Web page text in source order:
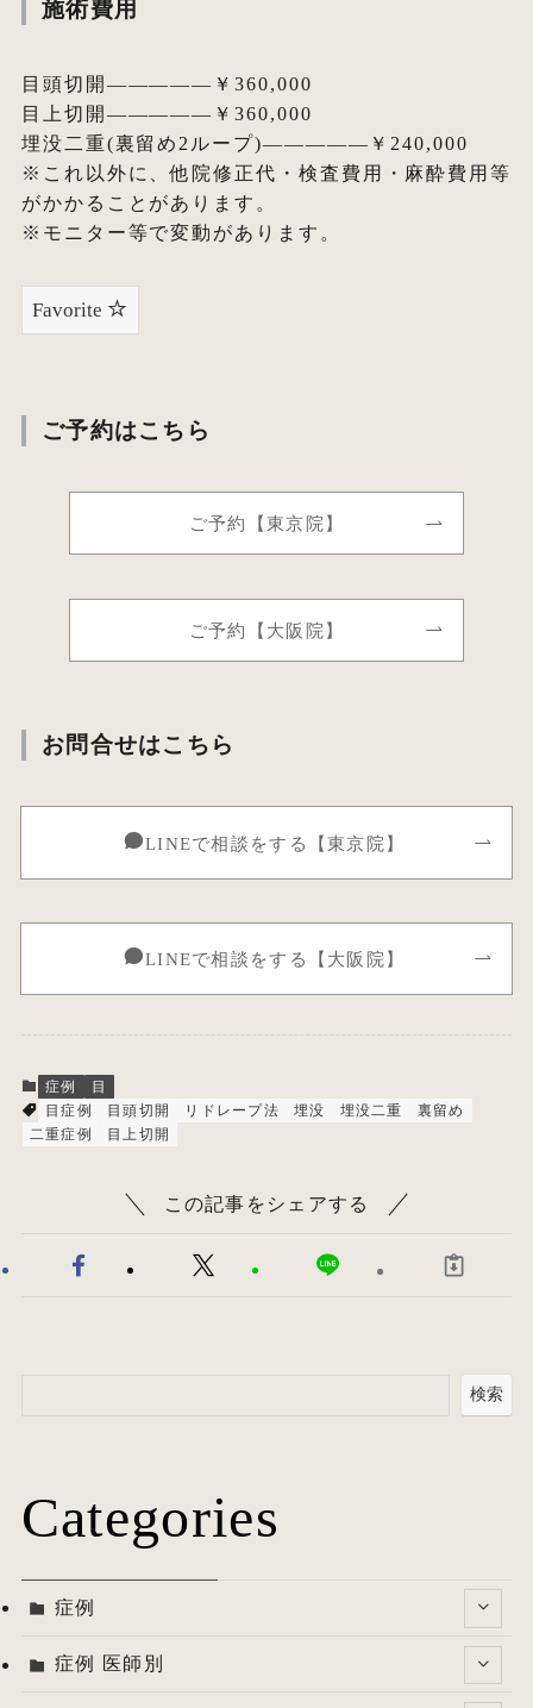
施術費用
目頭切開—————￥360,000
目上切開—————￥360,000
埋没二重(裏留め2ループ)—————￥240,000
※これ以外に、他院修正代・検査費用・麻酔費用等
がかかることがあります。
※モニター等で変動があります。
Favorite
ご予約はこちら
ご予約【東京院】
ご予約【大阪院】
お問合せはこちら
LINEで相談をする【東京院】
LINEで相談をする【大阪院】
症例
目
目症例
目頭切開 リドレープ法 埋没 埋没二重
裏留め
二重症例
目上切開
この記事をシェアする
検索
Categories
症例
症例 医師別